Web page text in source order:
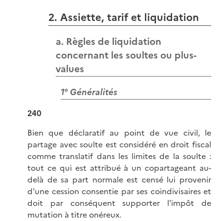
2. Assiette, tarif et liquidation
a. Règles de liquidation
concernant les soultes ou plus-
values
1° Généralités
240
Bien que déclaratif au point de vue civil, le
partage avec soulte est considéré en droit fiscal
comme translatif dans les limites de la soulte :
tout ce qui est attribué à un copartageant au-
delà de sa part normale est censé lui provenir
d'une cession consentie par ses coindivisaires et
doit par conséquent supporter l'impôt de
mutation à titre onéreux.